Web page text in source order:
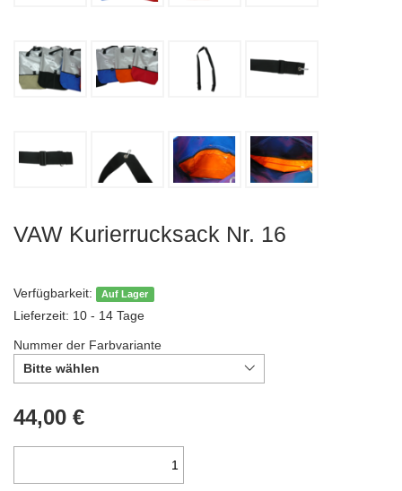
VAW Kurierrucksack Nr. 16
Verfügbarkeit: Auf Lager
Lieferzeit: 10 - 14 Tage
Nummer der Farbvariante
Bitte wählen
44,00 €